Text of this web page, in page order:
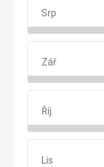
Srpen
Srp
Září
Zář
Říjen
Říj
Listopad
Lis